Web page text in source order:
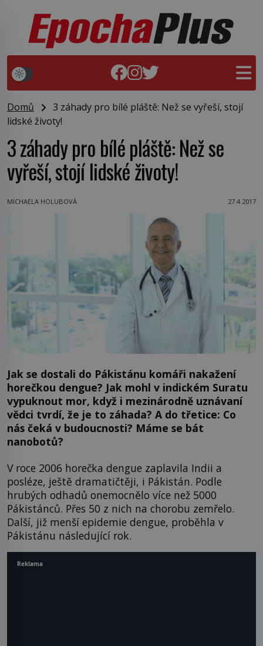
Domů
3 záhady pro bílé pláště: Než se vyřeší, stojí
lidské životy!
3 záhady pro bílé pláště: Než se
vyřeší, stojí lidské životy!
MICHAELA HOLUBOVÁ 27.4.2017
Jak se dostali do Pákistánu komáři nakažení
horečkou dengue? Jak mohl v indickém Suratu
vypuknout mor, když i mezinárodně uznávaní
vědci tvrdí, že je to záhada? A do třetice: Co
nás čeká v budoucnosti? Máme se bát
nanobotů?
V roce 2006 horečka dengue zaplavila Indii a
posléze, ještě dramatičtěji, i Pákistán. Podle
hrubých odhadů onemocnělo více než 5000
Pákistánců. Přes 50 z nich na chorobu zemřelo.
Další, již menší epidemie dengue, proběhla v
Pákistánu následující rok.
Reklama